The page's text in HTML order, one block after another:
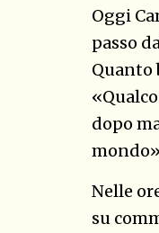
Oggi
passo
Quanto
dopo
Nelle
su